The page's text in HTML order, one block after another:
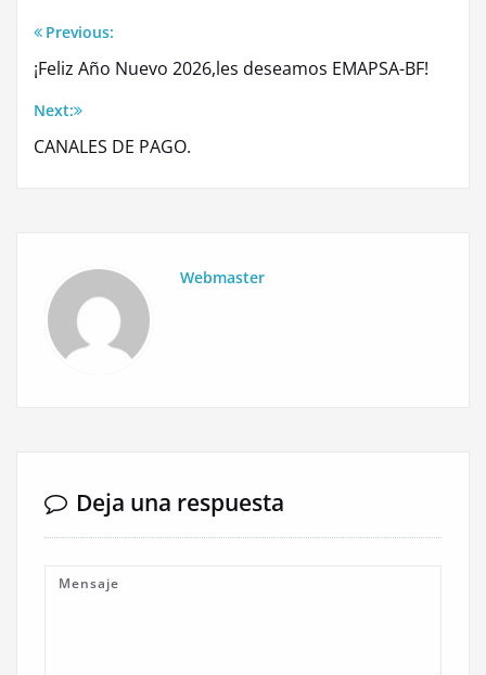
Navegación
de
entradas
Previous:
¡Feliz Año Nuevo 2026,les deseamos EMAPSA-BF!
Next:
CANALES DE PAGO.
Webmaster
Deja una respuesta